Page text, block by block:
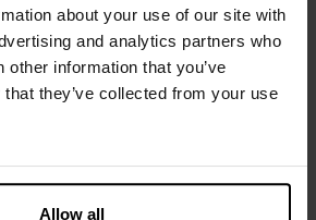
about your use of our site with
and analytics partners who
other information that you’ve
they’ve collected from your use
Allow all